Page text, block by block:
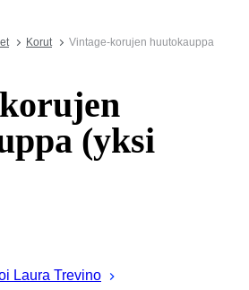
Korut
Vintage-korujen huutokauppa
(yksi
Laura Trevino